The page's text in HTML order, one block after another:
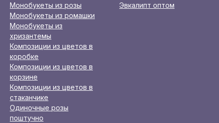
Монобукеты из розы
Монобукеты из ромашки
Монобукеты из
хризантемы
Композиции из цветов в
коробке
Композиции из цветов в
корзине
Композиции из цветов в
стаканчике
Одиночные розы
поштучно
Эвкалипт оптом